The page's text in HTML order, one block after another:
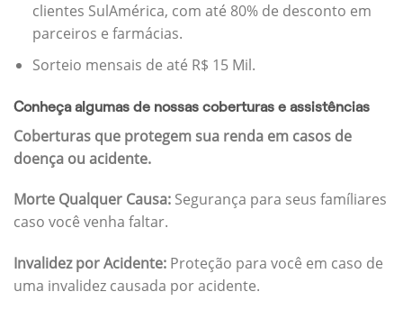
clientes SulAmérica, com até 80% de desconto em
parceiros e farmácias.
Sorteio mensais de até R$ 15 Mil.
Conheça algumas de nossas coberturas e assistências
Coberturas que protegem sua renda em casos de
doença ou acidente.
Morte Qualquer Causa: Segurança para seus famíliares
caso você venha faltar.
Invalidez por Acidente: Proteção para você em caso de
uma invalidez causada por acidente.